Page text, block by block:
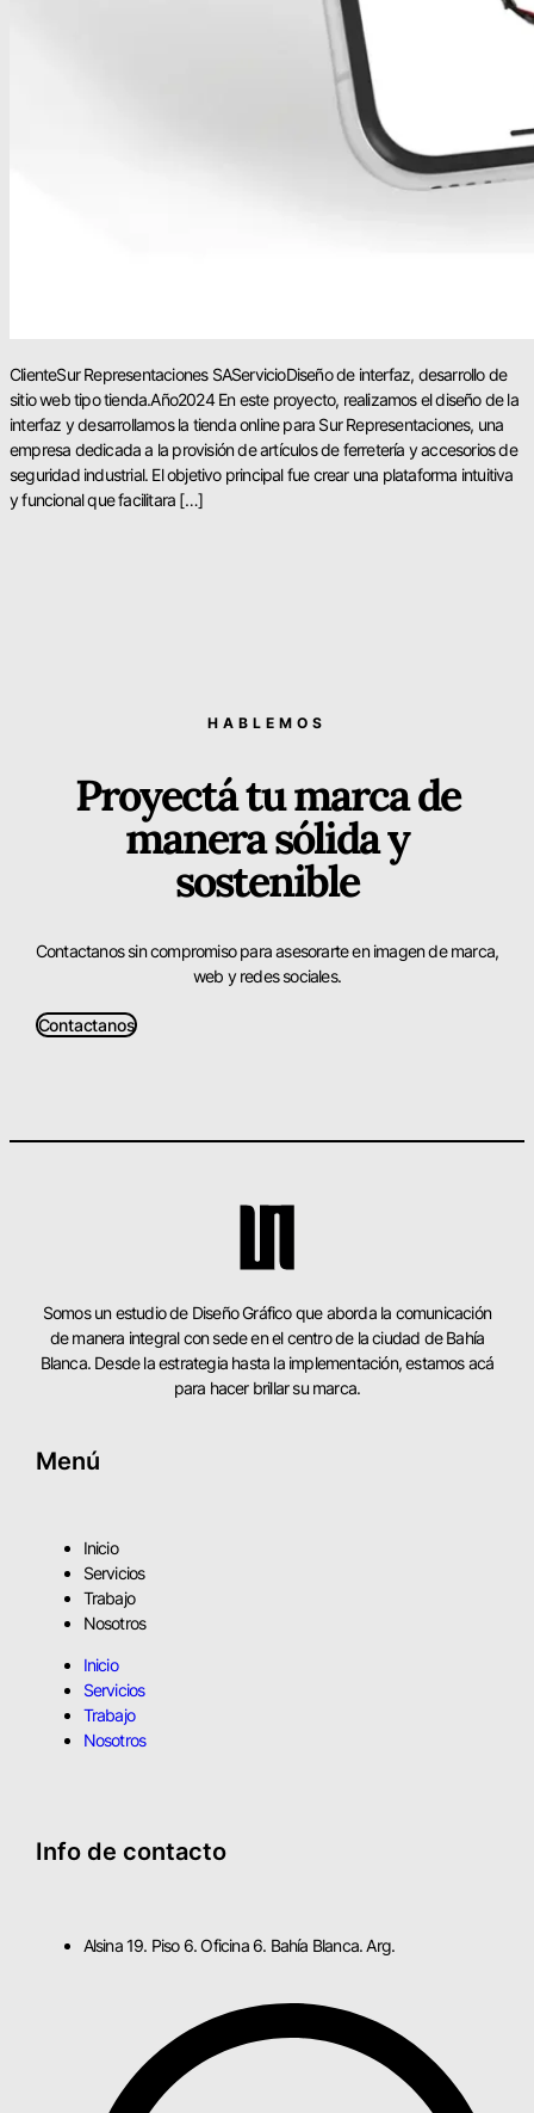
ClienteSur Representaciones SAServicioDiseño de interfaz, desarrollo de
sitio web tipo tienda.Año2024 En este proyecto, realizamos el diseño de la
interfaz y desarrollamos la tienda online para Sur Representaciones, una
empresa dedicada a la provisión de artículos de ferretería y accesorios de
seguridad industrial. El objetivo principal fue crear una plataforma intuitiva
y funcional que facilitara […]
HABLEMOS
Proyectá tu marca de
manera sólida y
sostenible
Contactanos sin compromiso para asesorarte en imagen de marca,
web y redes sociales.
Contactanos
Somos un estudio de Diseño Gráfico que aborda la comunicación
de manera integral con sede en el centro de la ciudad de Bahía
Blanca. Desde la estrategia hasta la implementación, estamos acá
para hacer brillar su marca.
Menú
Inicio
Servicios
Trabajo
Nosotros
Inicio
Servicios
Trabajo
Nosotros
Info de contacto
Alsina 19. Piso 6. Oficina 6. Bahía Blanca. Arg.